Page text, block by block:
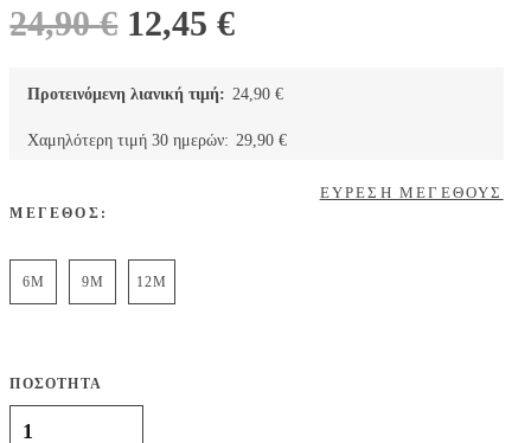
24,90€ Original
was:
24,90 €.
12,45€Η
τιμή
είναι:
Προτεινόμενη λιανική τιμή: 24,90€
Χαμηλότερη τιμή 30 ημερών: 29,90€
ΜΕΓΕΘΟΣ:
ΕΥΡΕΣΗ ΜΕΓΕΘΟΥΣ
6M 9M 12M
ΠΟΣΟΤΗΤΑ
Carter's σετ 3 τεμαχίων μπλουζάκι-κορμάκι-σορτσάκι, κόκκινο-
γκρι-μπλε, σχέδιο βαν ποσότητα